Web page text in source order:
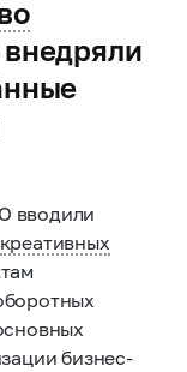
внедряли
вводили
креативных
бизнес-